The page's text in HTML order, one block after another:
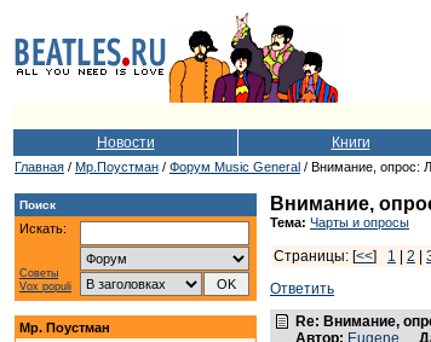
Новости Книги
Главная / Мр.Поустман / Форум Music General / Внимание, опрос:
Поиск
Искать:
Советы
Vox populi
Мр. Поустман
Внимание,
Тема: Чарты и опросы
Страницы: [<<] 1 2
Ответить
Re: Внимание,
Автор: Eugene_